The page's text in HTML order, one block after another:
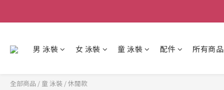
男 泳裝 女 泳裝 童 泳裝 配件 所有商品
全部商品 / 童 泳裝 /休閒款